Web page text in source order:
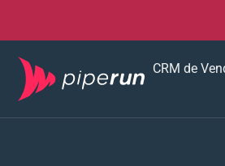
CRM de